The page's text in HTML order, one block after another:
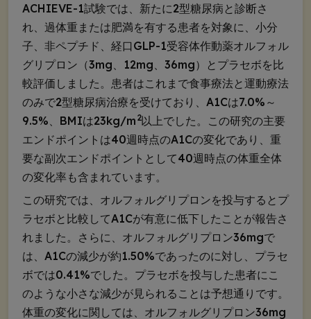
ACHIEVE-1試験では、新たに2型糖尿病と診断さ
れ、過体重または肥満を有する患者を対象に、小分
子、非ペプチド、経口GLP-1受容体作動薬オルフォル
グリプロン（3mg、12mg、36mg）とプラセボを比
較評価しました。患者はこれまで食事療法と運動療法
のみで2型糖尿病治療を受けており、A1Cは7.0%～
9.5%、BMIは23kg/m 2以上でした。この研究の主要
エンドポイントは40週時点のA1Cの変化であり、重
要な副次エンドポイントとして40週時点の体重全体
の変化率も含まれています。
この研究では、オルフォルグリプロンを投与するとプ
ラセボと比較してA1Cが有意に低下したことが報告さ
れました。さらに、オルフォルグリプロン36mgで
は、A1Cの減少が約1.50%であったのに対し、プラセ
ボでは0.41%でした。プラセボを投与した患者にこ
のような小さな減少が見られることは予想通りです。
体重の変化に関しては、オルフォルグリプロン36mg